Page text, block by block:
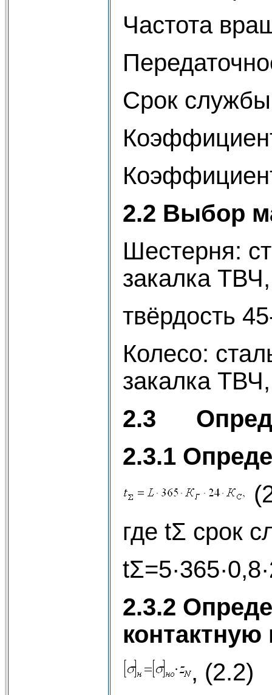
Частота
Срок
2.2 Выбор
Шестерня:
закалка ТВЧ,
твёрдость
Колесо:
закалка
2.3
2.3.1
где tΣ срок
2.3.2
контактную
, (2.2)